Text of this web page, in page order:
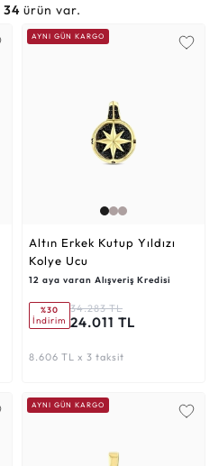
34 ürün var.
AYNI GÜN KARGO
Altın Erkek Kutup Yıldızı
Kolye Ucu
12 aya varan Alışveriş Kredisi
%30
İndirim
34.283 TL
24.011 TL
8.606 TL x 3 taksit
AYNI GÜN KARGO